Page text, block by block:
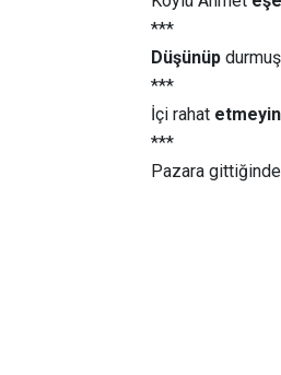
***
Düşünüp
***
İçi rahat
***
Pazara gittiğinde